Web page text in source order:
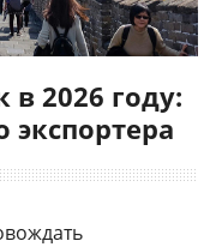
2026 году:
экспортера